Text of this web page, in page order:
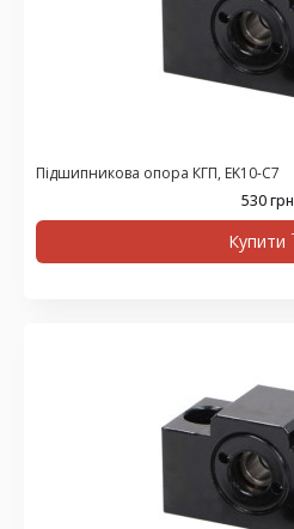
Підшипникова опора КГП, EK10-C7
530 грн
Купити